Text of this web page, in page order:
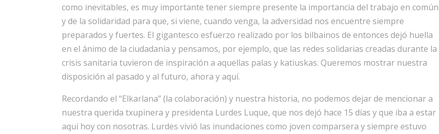
como inevitables, es muy importante tener siempre presente la importancia del trabajo en común
y de la solidaridad para que, si viene, cuando venga, la adversidad nos encuentre siempre
preparados y fuertes. El gigantesco esfuerzo realizado por los bilbainos de entonces dejó huella
en el ánimo de la ciudadanía y pensamos, por ejemplo, que las redes solidarias creadas durante la
crisis sanitaria tuvieron de inspiración a aquellas palas y katiuskas. Queremos mostrar nuestra
disposición al pasado y al futuro, ahora y aquí.
Recordando el “Elkarlana” (la colaboración) y nuestra historia, no podemos dejar de mencionar a
nuestra querida txupinera y presidenta Lurdes Luque, que nos dejó hace 15 días y que iba a estar
aquí hoy con nosotras. Lurdes vivió las inundaciones como joven comparsera y siempre estuvo